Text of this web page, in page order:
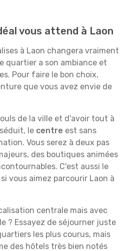
vous attend à Laon
à Laon changera vraiment
quartier a son ambiance et
Pour faire le bon choix,
que vous avez envie de
de la ville et d'avoir tout à
le centre est sans
Vous serez à deux pas
des boutiques animées
C'est aussi le
vous aimez parcourir Laon à
centrale mais avec
? Essayez de séjourner juste
les plus courus, mais
des hôtels très bien notés